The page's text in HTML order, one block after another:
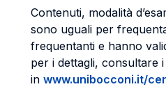
Contenuti, modalità
sono uguali per
frequentanti e hanno
per i dettagli, consultare i
in www.unibocconi.it/